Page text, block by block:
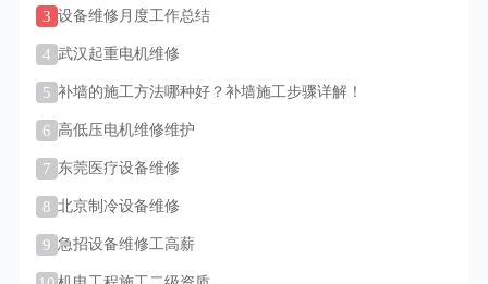
3 设备维修月度工作总结
4 武汉起重电机维修
5 补墙的施工方法哪种好？补墙施工步骤详解！
6 高低压电机维修维护
7 东莞医疗设备维修
8 北京制冷设备维修
9 急招设备维修工高薪